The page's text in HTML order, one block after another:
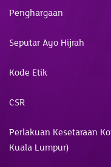
Penghargaan
Seputar Ayo Hijrah
Kode Etik
CSR
Perlakuan Kesetaraan
Kuala Lumpur)